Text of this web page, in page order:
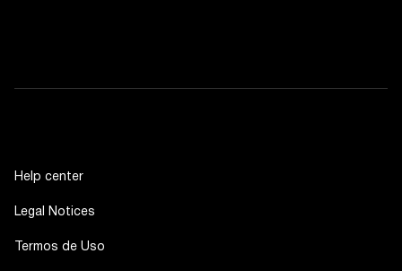
Help center
Legal Notices
Termos de Uso